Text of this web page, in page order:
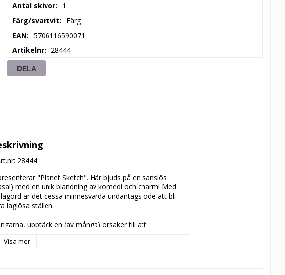
Antal skivor
1
Färg/svartvit
Färg
EAN
5706116590071
Artikelnr
28444
DELA
28444
"Planet Sketch". Här bjuds på en sanslös
med en unik blandning av komedi och charm! Med
är det dessa minnesvärda undantags öde att bli
laglösa ställen.
upptäck en (av många) orsaker till att
skämt!
Visa mer